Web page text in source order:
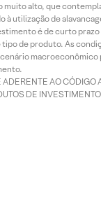
alto, que
à utilização de
é de curto
de produto. As
macroeconômico
ADERENTE AO CÓDIGO
DE